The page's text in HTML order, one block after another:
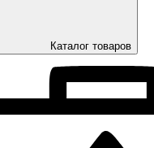
Каталог товаров